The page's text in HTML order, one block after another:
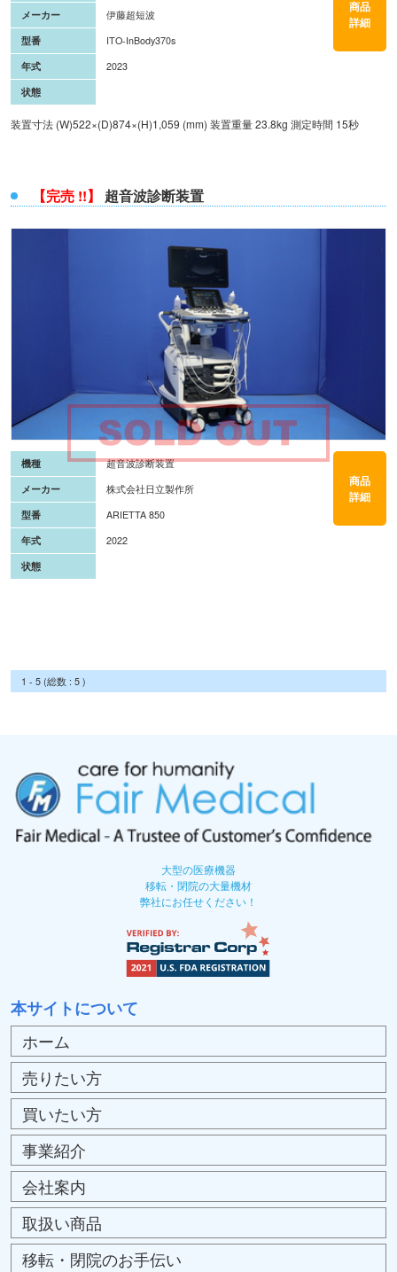
メーカー
伊藤超短波
型番
ITO-InBody370s
年式
2023
状態
商品
詳細
装置寸法 (W)522×(D)874×(H)1,059 (mm) 装置重量 23.8kg 測定時間 15秒
【完売 !!】 超音波診断装置
機種
超音波診断装置
メーカー
株式会社日立製作所
型番
ARIETTA 850
年式
2022
状態
商品
詳細
1 - 5 (総数 : 5 )
大型の医療機器
移転・閉院の大量機材
弊社にお任せください！
本サイトについて
ホーム
売りたい方
買いたい方
事業紹介
会社案内
取扱い商品
移転・閉院のお手伝い